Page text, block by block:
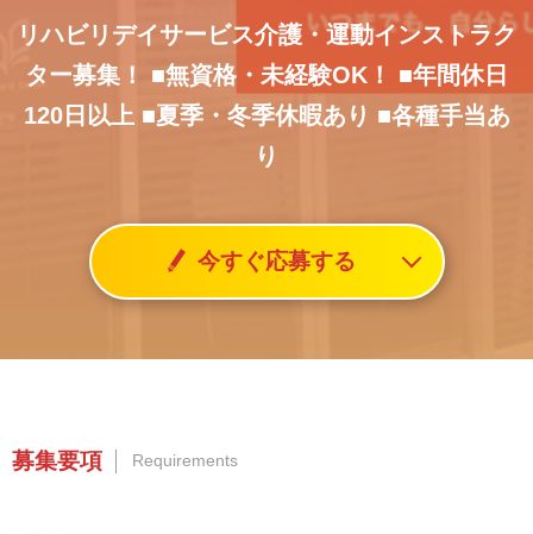
リハビリデイサービス介護・運動インストラク
ター募集！
■無資格・未経験OK！
■年間休日
120日以上■夏季・冬季休暇あり ■各種手当あ
り
今すぐ応募する
募集要項 Requirements